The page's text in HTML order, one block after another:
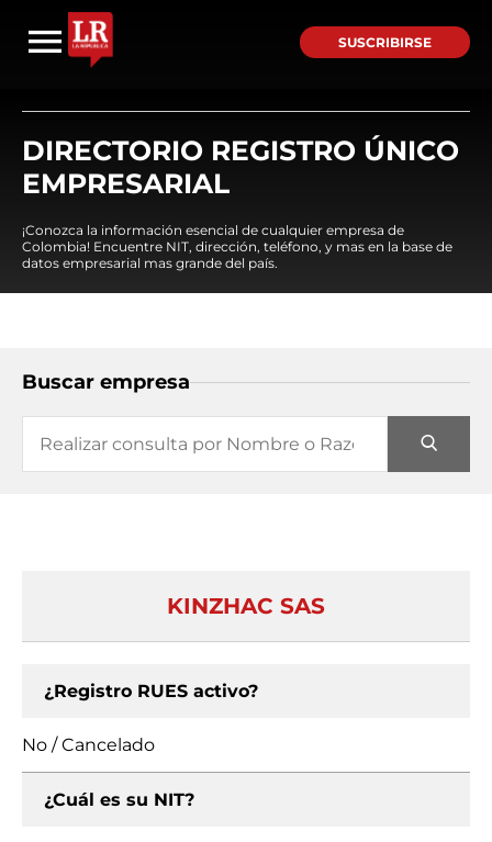
SUSCRIBIRSE
DIRECTORIO REGISTRO ÚNICO
EMPRESARIAL
¡Conozca la información esencial de cualquier empresa de
Colombia! Encuentre NIT, dirección, teléfono, y mas en la base de
datos empresarial mas grande del país.
Buscar empresa
KINZHAC SAS
¿Registro RUES activo?
No / Cancelado
¿Cuál es su NIT?